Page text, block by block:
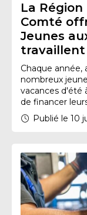
La
Comté
Jeunes
Chaque année,
nombreux
vacances d'été
de financer
Publié le 10